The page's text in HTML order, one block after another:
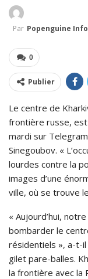
Par Popenguine Info
0
Publier
Le centre de
frontière russe, est
mardi sur
Sinegoubov. «
lourdes contre la
images d’une
ville, où se trouve
« Aujourd’hui,
bombarder le
résidentiels », a-t-
gilet pare-balles.
la frontière avec la